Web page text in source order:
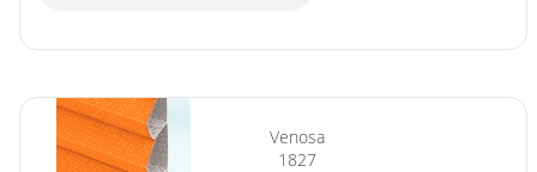
Venosa
1827